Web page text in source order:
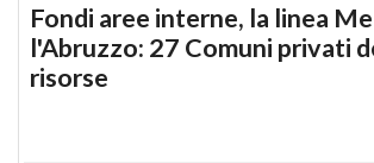
Fondi aree interne, la linea
l'Abruzzo: 27 Comuni privati
risorse